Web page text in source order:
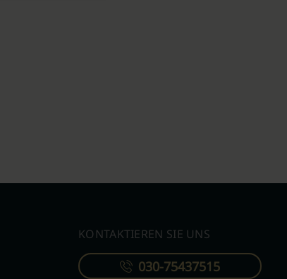
KONTAKTIEREN SIE UNS
030-75437515